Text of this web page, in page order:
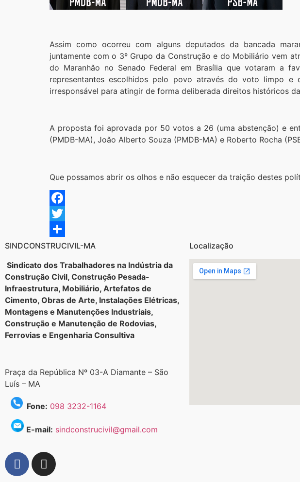
Assim como ocorreu com alguns deputados da bancada
juntamente com o 3º Grupo da Construção e do Mobiliário vem
do Maranhão no Senado Federal em Brasília que votaram a
representantes escolhidos pelo povo através do voto limpo
irresponsável para atingir de forma deliberada direitos históricos
A proposta foi aprovada por 50 votos a 26 (uma abstenção) e
(PMDB-MA), João Alberto Souza (PMDB-MA) e Roberto Rocha
Que possamos abrir os olhos e não esquecer da traição destes
Facebook
Twitter
Share
SINDCONSTRUCIVIL-MA
Sindicato dos Trabalhadores na Indústria da
Construção Civil, Construção Pesada-
Infraestrutura, Mobiliário, Artefatos de
Cimento, Obras de Arte, Instalações Elétricas,
Montagens e Manutenções Industriais,
Construção e Manutenção de Rodovias,
Ferrovias e Engenharia Consultiva
Praça da República Nº 03-A Diamante – São
Luís – MA
Fone: 098 3232-1164
E-mail: sindconstrucivil@gmail.com
Localização